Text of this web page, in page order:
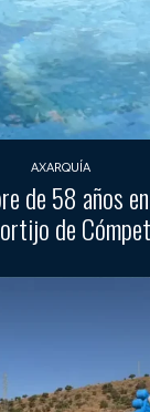
AXARQUÍA
de 58 años
de